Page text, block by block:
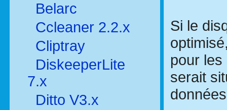
Belarc
Ccleaner 2.2.x
Cliptray
DiskeeperLite
7.x
Ditto V3.x
Si le
pour
serait